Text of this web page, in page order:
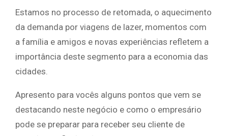
Estamos no processo de retomada, o aquecimento
da demanda por viagens de lazer, momentos com
a família e amigos e novas experiências refletem a
importância deste segmento para a economia das
cidades.
Apresento para vocês alguns pontos que vem se
destacando neste negócio e como o empresário
pode se preparar para receber seu cliente de